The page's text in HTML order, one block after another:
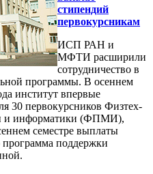
стипендий
первокурсникам
ИСП РАН и
МФТИ расширили
сотрудничество в
программы. В осеннем
институт впервые
30 первокурсников Физтех-
и информатики (ФПМИ),
семестре выплаты
программа поддержки